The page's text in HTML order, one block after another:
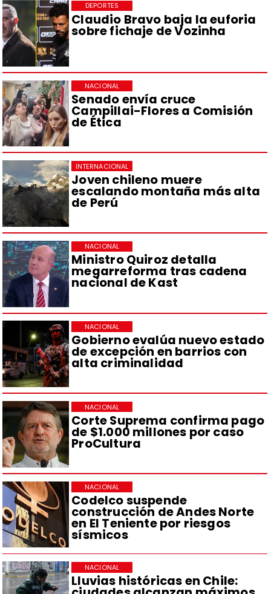
Claudio Bravo baja la euforia
sobre fichaje de Vozinha
DEPORTES
Senado envía cruce
Campillai-Flores a Comisión
de Ética
NACIONAL
Joven chileno muere
escalando montaña más alta
de Perú
INTERNACIONAL
Ministro Quiroz detalla
megarreforma tras cadena
nacional de Kast
NACIONAL
Gobierno evalúa nuevo estado
de excepción en barrios con
alta criminalidad
NACIONAL
Corte Suprema confirma pago
de $1.000 millones por caso
ProCultura
NACIONAL
Codelco suspende
construcción de Andes Norte
en El Teniente por riesgos
sísmicos
NACIONAL
Lluvias históricas en Chile:
NACIONAL